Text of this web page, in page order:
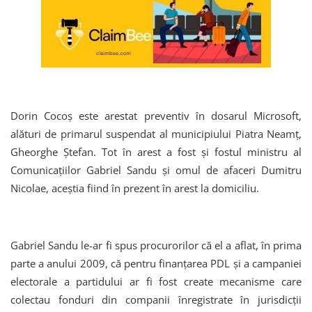
Dorin Cocoş este arestat preventiv în dosarul Microsoft,
alături de primarul suspendat al municipiului Piatra Neamţ,
Gheorghe Ştefan. Tot în arest a fost și fostul ministru al
Comunicaţiilor Gabriel Sandu şi omul de afaceri Dumitru
Nicolae, aceştia fiind în prezent în arest la domiciliu.
Gabriel Sandu le-ar fi spus procurorilor că el a aflat, în prima
parte a anului 2009, că pentru finanţarea PDL şi a campaniei
electorale a partidului ar fi fost create mecanisme care
colectau fonduri din companii înregistrate în jurisdicţii